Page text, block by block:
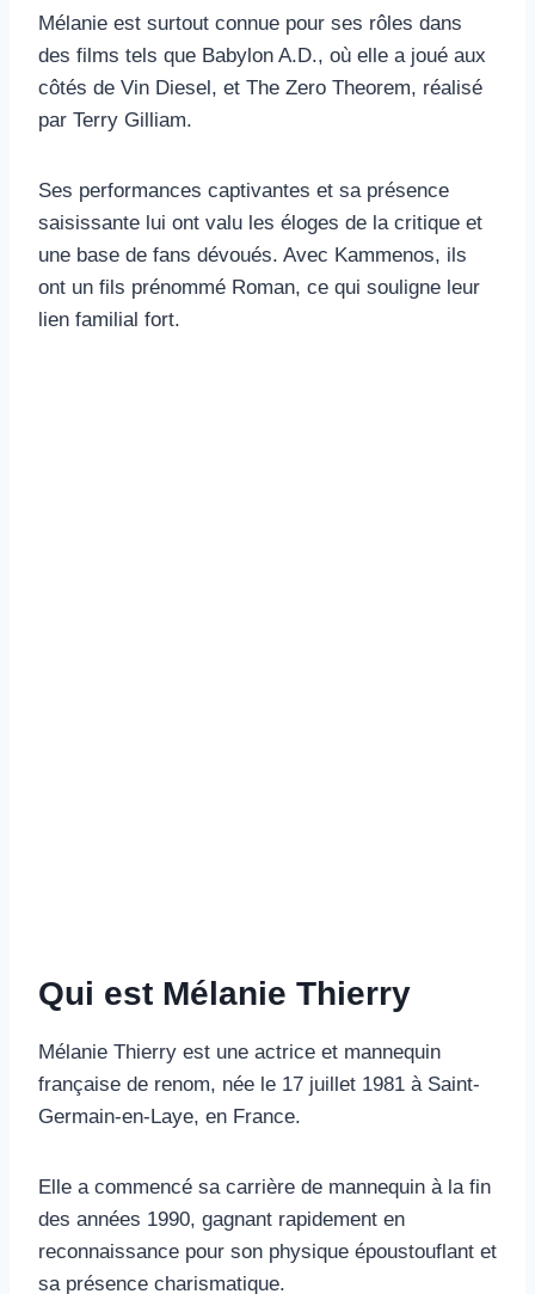
Mélanie est surtout connue pour ses rôles dans
des films tels que Babylon A.D., où elle a joué aux
côtés de Vin Diesel, et The Zero Theorem, réalisé
par Terry Gilliam.
Ses performances captivantes et sa présence
saisissante lui ont valu les éloges de la critique et
une base de fans dévoués. Avec Kammenos, ils
ont un fils prénommé Roman, ce qui souligne leur
lien familial fort.
Qui est Mélanie Thierry
Mélanie Thierry est une actrice et mannequin
française de renom, née le 17 juillet 1981 à Saint-
Germain-en-Laye, en France.
Elle a commencé sa carrière de mannequin à la fin
des années 1990, gagnant rapidement en
reconnaissance pour son physique époustouflant et
sa présence charismatique.